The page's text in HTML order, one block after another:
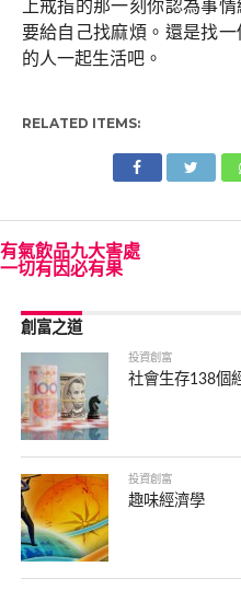
上戒指的那一刻你認為事
要給自己找麻煩。還是找
的人一起生活吧。
RELATED ITEMS:
有氣飲品九大害處
一切有因必有果
創富之道
投資創富
社會生存138個
投資創富
趣味經濟學